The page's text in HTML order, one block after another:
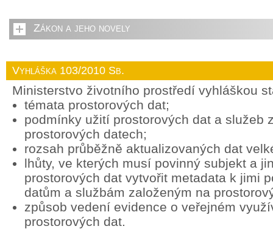
Zákon a jeho novely
Vyhláška 103/2010 Sb.
Ministerstvo životního prostředí vyhláškou
témata prostorových dat;
podmínky užití prostorových dat a služeb
prostorových datech;
rozsah průběžně aktualizovaných dat
lhůty, ve kterých musí povinný subjekt a
prostorových dat vytvořit metadata k jimi
datům a službám založeným na
způsob vedení evidence o veřejném
prostorových dat.